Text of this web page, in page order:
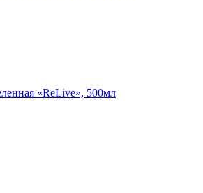
«ReLive», 500мл